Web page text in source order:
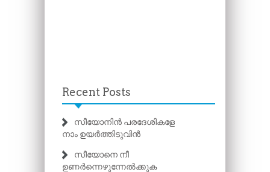
Recent Posts
സീയോനിൻ പരദേശികളേ
നാം ഉയർത്തിടുവിൻ
സീയോനെ നീ
ഉണർന്നെഴുന്നേൽക്കുക